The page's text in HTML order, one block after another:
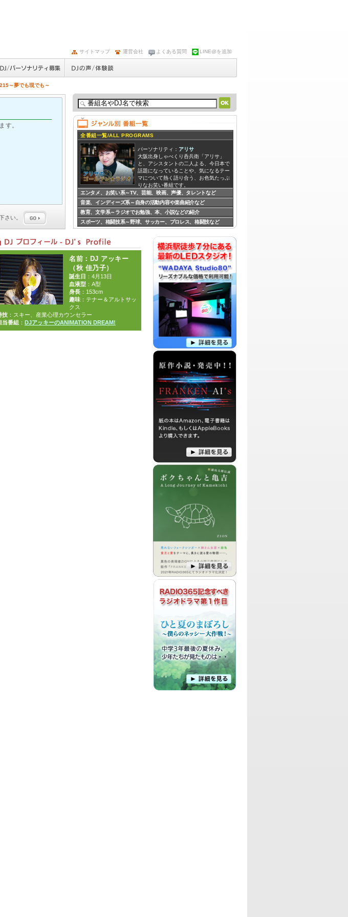
サイトマップ 運営会社 よくある質問 LINE@を追加
～夢でも現でも～
す。
さい。
名前：DJ アッキー
（秋 佳乃子）
誕生日 ：4月13日
血液型 ：A型
身長 ：153cm
趣味 ：テナー＆アルトサッ
クス
技 ：スキー、産業心理カウンセラー
当番組 ： DJアッキーのANIMATION DREAM!
全番組一覧/ALL PROGRAMS
パーソナリティ： アリサ
大阪出身しゃべくり呑兵衛「アリサ」
と、アシスタントの二人よる、今日本で
話題になっていることや、気になるテー
マについて熱く語り合う、お色気たっぷ
りなお笑い番組です。
パーソナリティ：DJ BeBe
DJ BeBeがお送りする、創造する事の大
切さを再認識するための「心理テスト」
コーナー、自身の作品を朗読するコーナ
パーソナリティ：DJ IMERDA
元アイフォーン番長DJ IMERDAによる、
全世界のガジェッオタク達のマスコット
ガールになってやんよ！的なガジェット
を愛する者たちに向けた番組です。
パーソナリティ：DJ HIROTO
DJ HIROTOによるネットニュースを話題
に、リスナーからのメッセージをSense
溢れる言葉と、Qualityの高い視点で語っ
ていこうという番組です。
パーソナリティ：まえぽん
アーティスト、ミュージシャン、ボイス
トレーナーなどなど、色々な場で活躍中
のお元気姉さん「まえぽん」が
RADIO365に登場です！
パーソナリティ： 真田侑果
オトナ女子真田侑果が「チョットだけた
めになる」をテーマに私視点でおもしろ
おかしく、時には真面目にトークする番
マゴメ ヒロブミ
アラフィフ（50代）間近のDJ マゴメが
お届けするのは、映画、音楽、演劇、本
おかみなな
私おかみが、日々の生活の中で気になっ
たことや、ちょっと聞いてほしい！と思
った出来事について話しゆく、とっても
ゆるーい番組です。
パーソナリティ：DJ MIYUKI
させ、アラフォー女性を応援する
Happy,Smile and Luckyな番組です。
パーソナリティ：山本輔
この番組は映像作家 山本輔が映画や、映
像の話題を主軸に語ったり、毎回テーマ
を決めて独自の視点で世相を語る教育バ
ラエティ番組です。
パーソナリティ： DJ Kaito
エンタメ、お笑い系～TV、芸能、映画、声優、タレントなど
音楽、インディーズ系～自身の活動内容や楽曲紹介など
教育、文学系～ラジオでお勉強、本、小説などの紹介
スポーツ、格闘技系～野球、サッカー、プロレス、格闘技など